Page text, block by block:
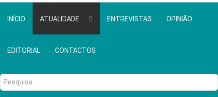
INÍCIO ATUALIDADE ENTREVISTAS OPINIÃO
EDITORIAL CONTACTOS
Pesquisa...